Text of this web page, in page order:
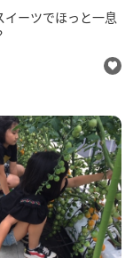
イーツでほっと一息